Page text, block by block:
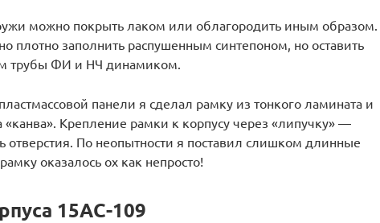
можно покрыть лаком или облагородить иным образом.
плотно заполнить распушенным синтепоном, но оставить
трубы ФИ и НЧ динамиком.
панели я сделал рамку из тонкого ламината и
«канва». Крепление рамки к корпусу через «липучку» —
отверстия. По неопытности я поставил слишком длинные
оказалось ох как непросто!
15АС-109